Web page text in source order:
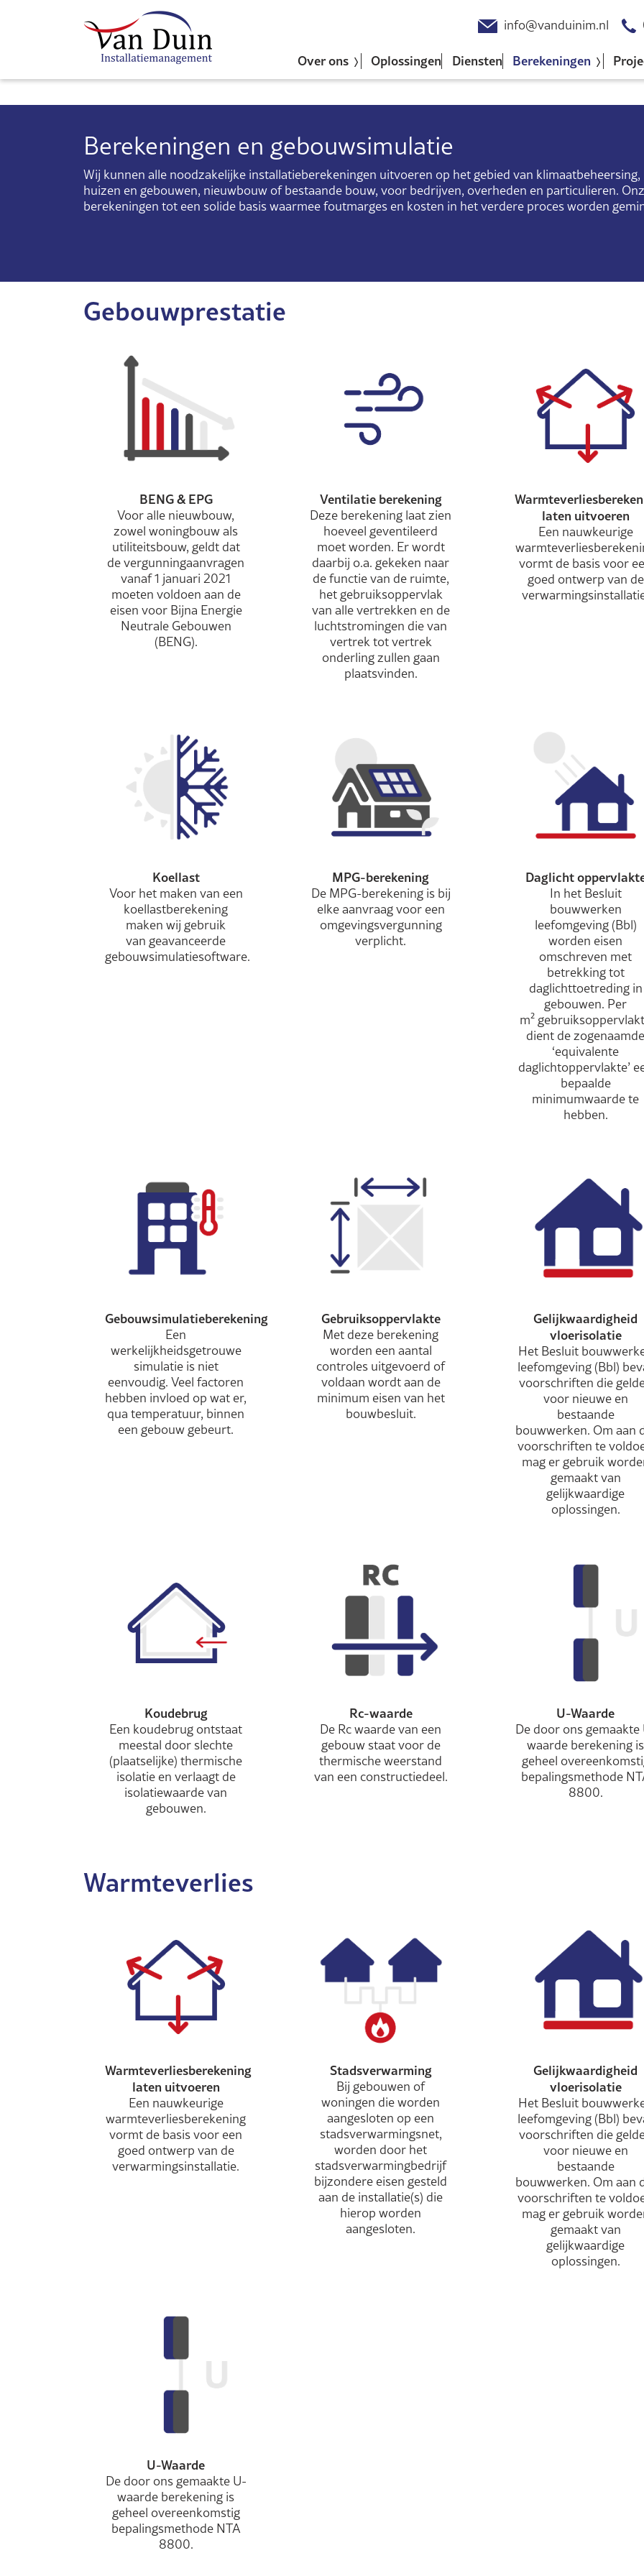
info@vanduinim.nl
Over ons Oplossingen Diensten Berekeningen
Berekeningen en gebouwsimulatie
Wij kunnen alle noodzakelijke installatieberekeningen uitvoeren op het gebied van
huizen en gebouwen, nieuwbouw of bestaande bouw, voor bedrijven, overheden en particulieren.
berekeningen tot een solide basis waarmee foutmarges en kosten in het verdere proces worden
Gebouwprestatie
BENG & EPG
Voor alle nieuwbouw,
zowel woningbouw als
utiliteitsbouw, geldt dat
de vergunningaanvragen
vanaf 1 januari 2021
moeten voldoen aan de
eisen voor Bijna Energie
Neutrale Gebouwen
(BENG).
Ventilatie berekening
Deze berekening laat zien
hoeveel geventileerd
moet worden. Er wordt
daarbij o.a. gekeken naar
de functie van de ruimte,
het gebruiksoppervlak
van alle vertrekken en de
luchtstromingen die van
vertrek tot vertrek
onderling zullen gaan
plaatsvinden.
laten uitvoeren
Een nauwkeurige
vormt de basis voor
goed ontwerp van de
Koellast
Voor het maken van een
koellastberekening
maken wij gebruik
van geavanceerde
gebouwsimulatiesoftware.
MPG-berekening
De MPG-berekening is bij
elke aanvraag voor een
omgevingsvergunning
verplicht.
Daglicht
In het Besluit
bouwwerken
leefomgeving (Bbl)
worden eisen
omschreven met
betrekking tot
daglichttoetreding in
gebouwen. Per
m²
dient de zogenaamde
‘equivalente
daglichtoppervlakte’
bepaalde
minimumwaarde te
hebben.
Gebouwsimulatieberekening
Een
werkelijkheidsgetrouwe
simulatie is niet
eenvoudig. Veel factoren
hebben invloed op wat er,
qua temperatuur, binnen
een gebouw gebeurt.
Gebruiksoppervlakte
Met deze berekening
worden een aantal
controles uitgevoerd of
voldaan wordt aan de
minimum eisen van het
bouwbesluit.
Gelijkwaardigheid
vloerisolatie
Het Besluit
leefomgeving (Bbl)
voorschriften die
voor nieuwe en
bestaande
bouwwerken. Om aan
voorschriften te
mag er gebruik
gemaakt van
gelijkwaardige
oplossingen.
Koudebrug
Een koudebrug ontstaat
meestal door slechte
(plaatselijke) thermische
isolatie en verlaagt de
isolatiewaarde van
gebouwen.
Rc-waarde
De Rc waarde van een
gebouw staat voor de
thermische weerstand
van een constructiedeel.
U-Waarde
De door ons gemaakte
waarde berekening is
geheel
bepalingsmethode
8800.
Warmteverlies
Warmteverliesberekening
laten uitvoeren
Een nauwkeurige
warmteverliesberekening
vormt de basis voor een
goed ontwerp van de
verwarmingsinstallatie.
Stadsverwarming
Bij gebouwen of
woningen die worden
aangesloten op een
stadsverwarmingsnet,
worden door het
stadsverwarmingbedrijf
bijzondere eisen gesteld
aan de installatie(s) die
hierop worden
aangesloten.
Gelijkwaardigheid
vloerisolatie
Het Besluit
leefomgeving (Bbl)
voorschriften die
voor nieuwe en
bestaande
bouwwerken. Om aan
voorschriften te
mag er gebruik
gemaakt van
gelijkwaardige
oplossingen.
U-Waarde
De door ons gemaakte U-
waarde berekening is
geheel overeenkomstig
bepalingsmethode NTA
8800.